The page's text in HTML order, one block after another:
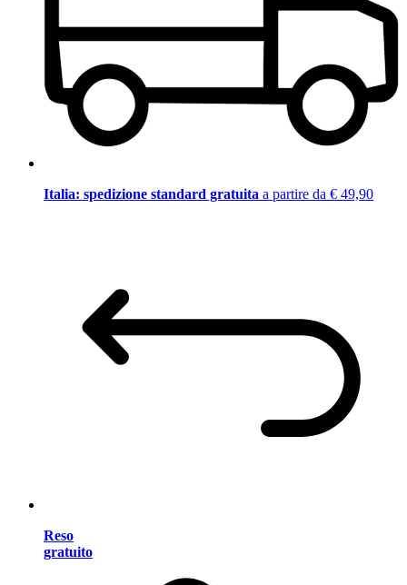
Italia: spedizione standard gratuita a partire da € 49,90
Reso
gratuito